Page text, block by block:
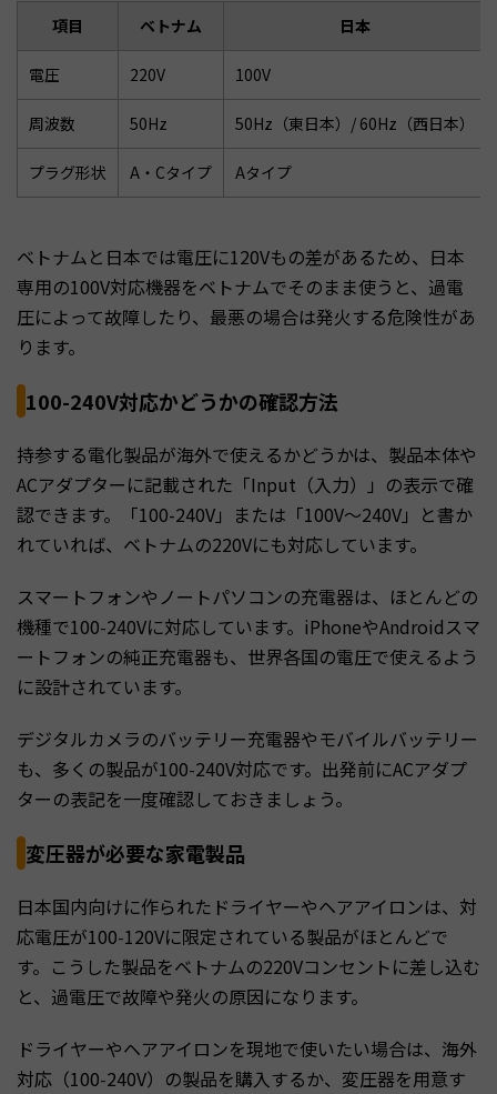
項目 ベトナム 日本
電圧 220V 100V
周波数 50Hz 50Hz（東日本）/ 60Hz（西日本）
プラグ形状 A・Cタイプ Aタイプ
ベトナムと日本では電圧に120Vもの差があるため、日本
専用の100V対応機器をベトナムでそのまま使うと、過電
圧によって故障したり、最悪の場合は発火する危険性があ
ります。
100-240V対応かどうかの確認方法
持参する電化製品が海外で使えるかどうかは、製品本体や
ACアダプターに記載された「Input（入力）」の表示で確
認できます。「100-240V」または「100V〜240V」と書か
れていれば、ベトナムの220Vにも対応しています。
スマートフォンやノートパソコンの充電器は、ほとんどの
機種で100-240Vに対応しています。iPhoneやAndroidスマ
ートフォンの純正充電器も、世界各国の電圧で使えるよう
に設計されています。
デジタルカメラのバッテリー充電器やモバイルバッテリー
も、多くの製品が100-240V対応です。出発前にACアダプ
ターの表記を一度確認しておきましょう。
変圧器が必要な家電製品
日本国内向けに作られたドライヤーやヘアアイロンは、対
応電圧が100-120Vに限定されている製品がほとんどで
す。こうした製品をベトナムの220Vコンセントに差し込む
と、過電圧で故障や発火の原因になります。
ドライヤーやヘアアイロンを現地で使いたい場合は、海外
対応（100-240V）の製品を購入するか、変圧器を用意す